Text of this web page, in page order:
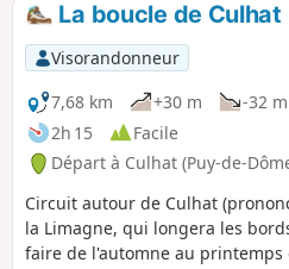
La boucle de Culhat
Visorandonneur
7,68 km
+30 m
-32 m
2h 15
Facile
Départ à Culhat (Puy-de-
Circuit autour de Culhat
la Limagne, qui longera les
faire de l'automne au